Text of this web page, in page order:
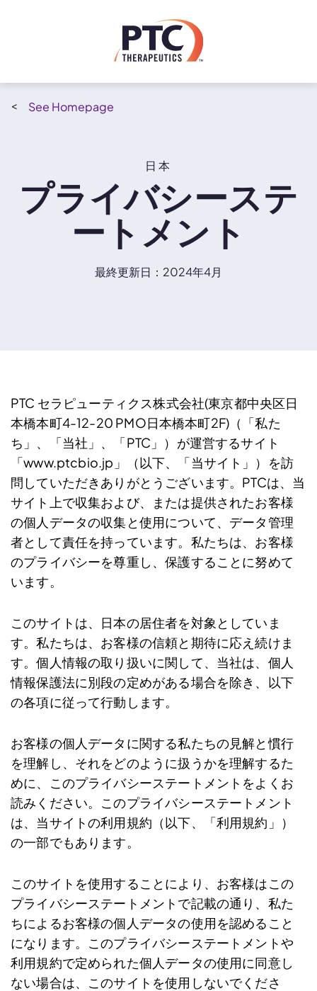
Homepage
日本
プライバシーステ
ートメント
最終更新日：2024年4月
PTC セラピューティクス株式会社(東京都中央区日
本橋本町4-12-20 PMO日本橋本町2F)（「私た
ち」、「当社」、「PTC」）が運営するサイト
「www.ptcbio.jp」（以下、「当サイト」）を訪
問していただきありがとうございます。PTCは、当
サイト上で収集および、または提供されたお客様
の個人データの収集と使用について、データ管理
者として責任を持っています。私たちは、お客様
のプライバシーを尊重し、保護することに努めて
います。
このサイトは、日本の居住者を対象としていま
す。私たちは、お客様の信頼と期待に応え続けま
す。個人情報の取り扱いに関して、当社は、個人
情報保護法に別段の定めがある場合を除き、以下
の各項に従って行動します。
お客様の個人データに関する私たちの見解と慣行
を理解し、それをどのように扱うかを理解するた
めに、このプライバシーステートメントをよくお
読みください。このプライバシーステートメント
は、当サイトの利用規約（以下、「利用規約」）
の一部でもあります。
このサイトを使用することにより、お客様はこの
プライバシーステートメントで記載の通り、私た
ちによるお客様の個人データの使用を認めること
になります。このプライバシーステートメントや
利用規約で定められた個人データの使用に同意し
ない場合は、このサイトを使用しないでくださ